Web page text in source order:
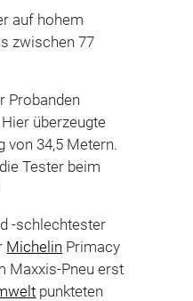
auf hohem
zwischen 77
Probanden
überzeugte
von 34,5 Metern.
Tester beim
-schlechtester
Michelin Primacy
Maxxis-Pneu erst
punkteten